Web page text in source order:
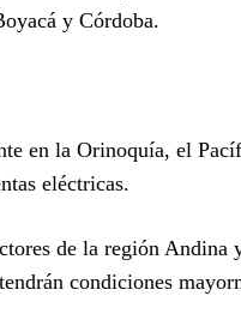
y Córdoba.
en la Orinoquía, el
eléctricas.
de la región Andina
condiciones